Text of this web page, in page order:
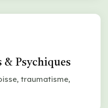
& Psychiques
traumatisme,